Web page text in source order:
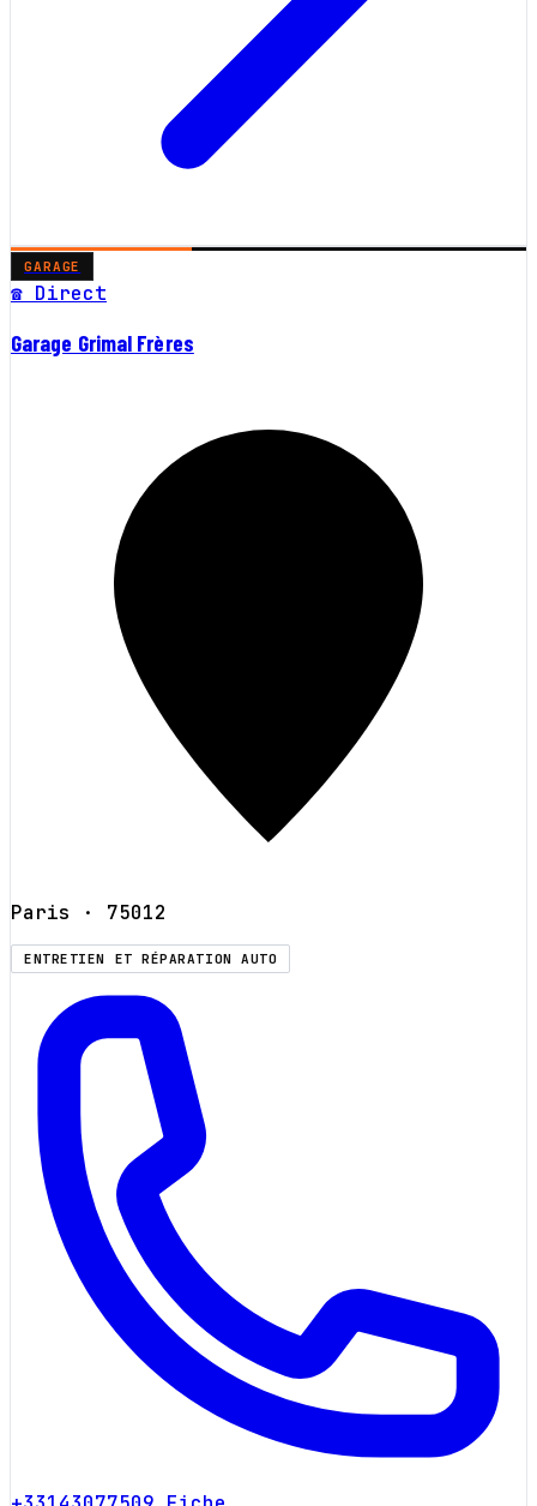
GARAGE
☎ Direct
Garage Grimal Frères
Paris · 75012
ENTRETIEN ET RÉPARATION AUTO